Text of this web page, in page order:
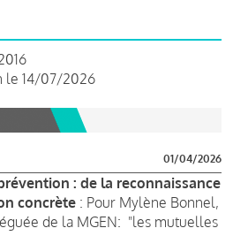
le 14/07/2026
01/04/2026
: de la reconnaissance
concrète : Pour Mylène Bonnel,
de la MGEN: "les mutuelles